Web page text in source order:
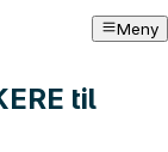
Meny
til